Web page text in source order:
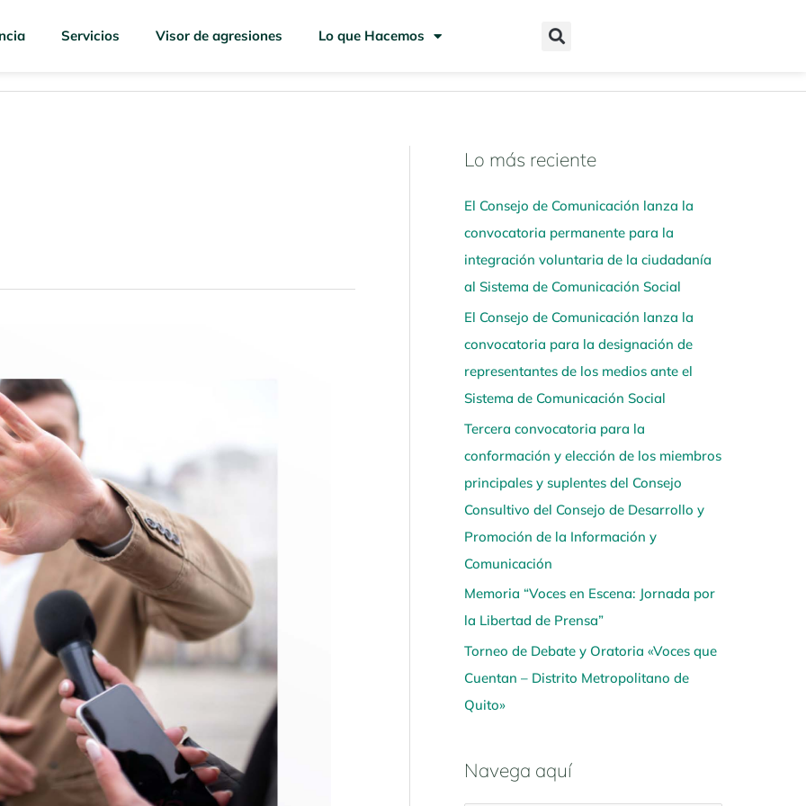
Servicios Visor de agresiones Lo que Hacemos
Lo más reciente
El Consejo de Comunicación lanza la
convocatoria permanente para la
integración voluntaria de la ciudadanía
al Sistema de Comunicación Social
El Consejo de Comunicación lanza la
convocatoria para la designación de
representantes de los medios ante el
Sistema de Comunicación Social
Tercera convocatoria para la
conformación y elección de los miembros
principales y suplentes del Consejo
Consultivo del Consejo de Desarrollo y
Promoción de la Información y
Comunicación
Memoria “Voces en Escena: Jornada por
la Libertad de Prensa”
Torneo de Debate y Oratoria «Voces que
Cuentan – Distrito Metropolitano de
Quito»
Navega aquí
N
v
e
g
a
a
q
u
í